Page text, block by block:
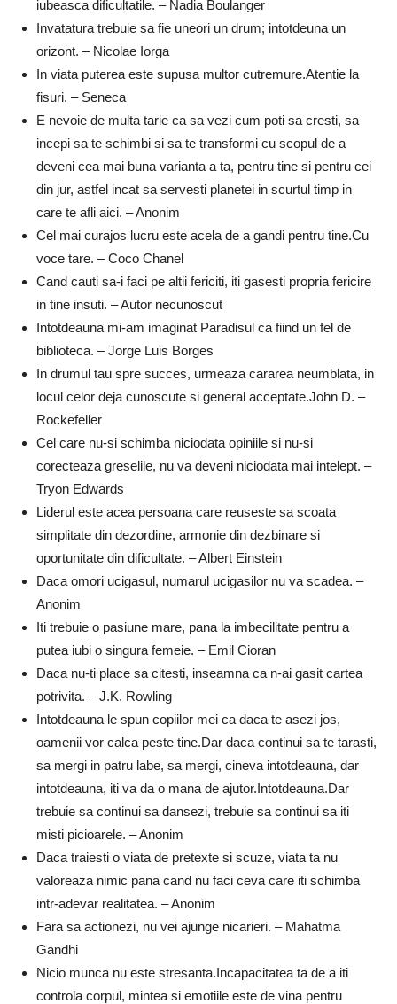
iubeasca dificultatile. – Nadia Boulanger
Invatatura trebuie sa fie uneori un drum; intotdeuna un
orizont. – Nicolae Iorga
In viata puterea este supusa multor cutremure.Atentie la
fisuri. – Seneca
E nevoie de multa tarie ca sa vezi cum poti sa cresti, sa
incepi sa te schimbi si sa te transformi cu scopul de a
deveni cea mai buna varianta a ta, pentru tine si pentru cei
din jur, astfel incat sa servesti planetei in scurtul timp in
care te afli aici. – Anonim
Cel mai curajos lucru este acela de a gandi pentru tine.Cu
voce tare. – Coco Chanel
Cand cauti sa-i faci pe altii fericiti, iti gasesti propria fericire
in tine insuti. – Autor necunoscut
Intotdeauna mi-am imaginat Paradisul ca fiind un fel de
biblioteca. – Jorge Luis Borges
In drumul tau spre succes, urmeaza cararea neumblata, in
locul celor deja cunoscute si general acceptate.John D. –
Rockefeller
Cel care nu-si schimba niciodata opiniile si nu-si
corecteaza greselile, nu va deveni niciodata mai intelept. –
Tryon Edwards
Liderul este acea persoana care reuseste sa scoata
simplitate din dezordine, armonie din dezbinare si
oportunitate din dificultate. – Albert Einstein
Daca omori ucigasul, numarul ucigasilor nu va scadea. –
Anonim
Iti trebuie o pasiune mare, pana la imbecilitate pentru a
putea iubi o singura femeie. – Emil Cioran
Daca nu-ti place sa citesti, inseamna ca n-ai gasit cartea
potrivita. – J.K. Rowling
Intotdeauna le spun copiilor mei ca daca te asezi jos,
oamenii vor calca peste tine.Dar daca continui sa te tarasti,
sa mergi in patru labe, sa mergi, cineva intotdeauna, dar
intotdeauna, iti va da o mana de ajutor.Intotdeauna.Dar
trebuie sa continui sa dansezi, trebuie sa continui sa iti
misti picioarele. – Anonim
Daca traiesti o viata de pretexte si scuze, viata ta nu
valoreaza nimic pana cand nu faci ceva care iti schimba
intr-adevar realitatea. – Anonim
Fara sa actionezi, nu vei ajunge nicarieri. – Mahatma
Gandhi
Nicio munca nu este stresanta.Incapacitatea ta de a iti
controla corpul, mintea si emotiile este de vina pentru